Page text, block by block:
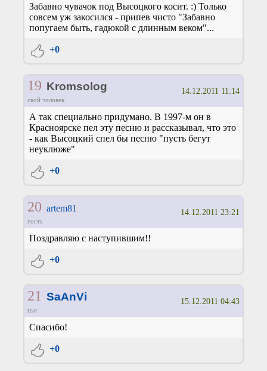
Забавно чувачок под Высоцкого косит. :) Только
совсем уж закосился - припев чисто "Забавно
попугаем быть, гадюкой с длинным веком"...
+0
19 Kromsolog
свой человек
14.12.2011 11:14
А так специально придумано. В 1997-м он в
Красноярске пел эту песню и рассказывал, что это
- как Высоцкий спел бы песню "пусть бегут
неуклюже"
+0
20 artem81
гость
14.12.2011 23:21
Поздравляю с наступившим!!
+0
21 SaAnVi
tzar
15.12.2011 04:43
Спасибо!
+0